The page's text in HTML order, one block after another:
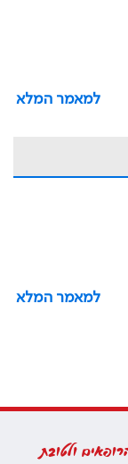
למאמר המלא
למאמר המלא
ולטובת